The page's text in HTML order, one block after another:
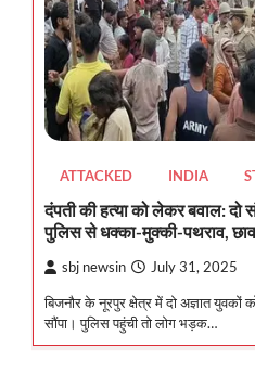
ATTACKED INDIA
दंपती की हत्या को लेकर बवाल: दो
पुलिस से धक्का-मुक्की-पथराव,
sbj newsin July 31, 2025
बिजनौर के नूरपुर क्षेत्र में दो अज्ञात
सौंपा। पुलिस पहुंची तो लोग भड़क…